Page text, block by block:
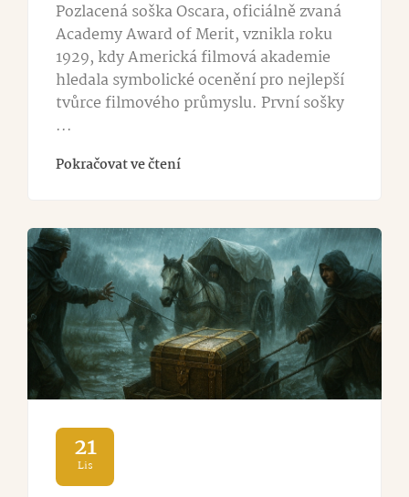
Pozlacená soška Oscara, oficiálně zvaná
Academy Award of Merit, vznikla roku
1929, kdy Americká filmová akademie
hledala symbolické ocenění pro nejlepší
tvůrce filmového průmyslu. První sošky
...
Pokračovat ve čtení
21
Lis